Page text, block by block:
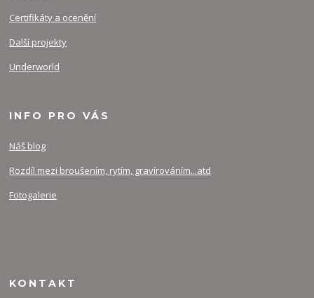
Certifikáty a ocenění
Další projekty
Underworld
INFO PRO VÁS
Náš blog
Rozdíl mezi broušením, rytím, gravírováním...atd
Fotogalerie
KONTAKT